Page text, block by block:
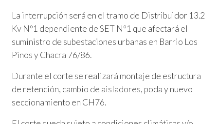
La interrupción será en el tramo de Distribuidor 13.2
Kv Nº1 dependiente de SET Nº1 que afectará el
suministro de subestaciones urbanas en Barrio Los
Pinos y Chacra 76/86.
Durante el corte se realizará montaje de estructura
de retención, cambio de aisladores, poda y nuevo
seccionamiento en CH76.